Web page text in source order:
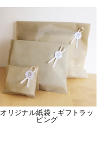
オリジナル紙袋・ギフトラッ
ピング